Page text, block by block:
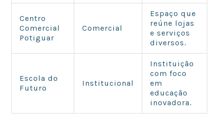
Centro
Comercial
Potiguar
Comercial
Espaço que
reúne lojas
e serviços
diversos.
Escola do
Futuro
Institucional
Instituição
com foco
em
educação
inovadora.